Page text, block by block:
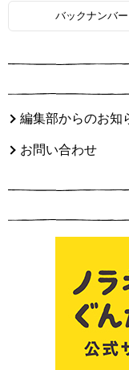
バックナンバー
編集部からのお知
お問い合わせ